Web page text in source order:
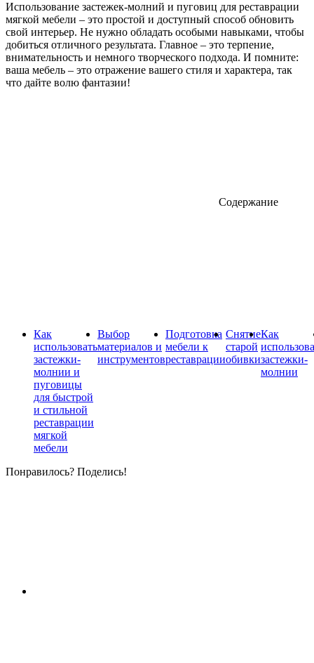
Использование застежек-молний и пуговиц для реставрации
мягкой мебели – это простой и доступный способ обновить
свой интерьер. Не нужно обладать особыми навыками, чтобы
добиться отличного результата. Главное – это терпение,
внимательность и немного творческого подхода. И помните:
ваша мебель – это отражение вашего стиля и характера, так
что дайте волю фантазии!
Содержание
Как
использовать
застежки-
молнии и
пуговицы
для быстрой
и стильной
реставрации
мягкой
мебели
Выбор
материалов и
инструментов
Подготовка
мебели к
реставрации
Снятие
старой
обивки
Как
застежки-
молнии
Понравилось? Поделись!